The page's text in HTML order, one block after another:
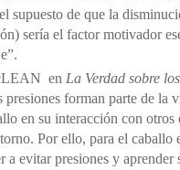
supuesto de que la
sería el factor motivador
en La Verdad sobre los
presiones forman parte de la
en su interacción con otros
Por ello, para el caballo
a evitar presiones y aprender